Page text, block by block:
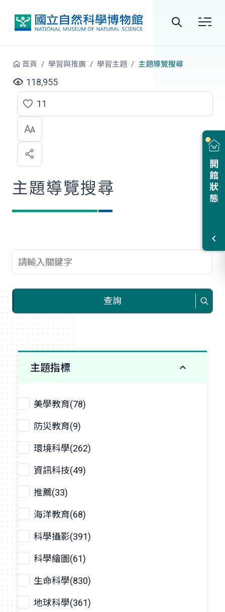
站
尋
開館狀態
首頁 學習與推廣 學習主題 主題導覽搜尋
118,955
點
選
喜
歡
11
主題導覽搜尋
查詢關鍵字
查詢
主題指標
美學教育(78)
防災教育(9)
環境科學(262)
資訊科技(49)
推薦(33)
海洋教育(68)
科學攝影(391)
科學繪圖(61)
生命科學(830)
地球科學(361)